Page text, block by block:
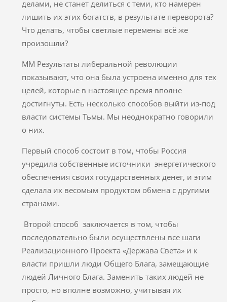
делами, не станет делиться с теми, кто намерен
лишить их этих богатств, в результате переворота?
Что делать, чтобы светлые перемены всё же
произошли?
ММ Результаты либеральной революции
показывают, что она была устроена именно для тех
целей, которые в настоящее время вполне
достигнуты. Есть несколько способов выйти из-под
власти системы Тьмы. Мы неоднократно говорили
о них.
Первый способ состоит в том, чтобы Россия
учредила собственные источники энергетического
обеспечения своих государственных денег, и этим
сделала их весомым продуктом обмена с другими
странами.
Второй способ заключается в том, чтобы
последовательно были осуществлены все шаги
Реализационного Проекта «Держава Света» и к
власти пришли люди Общего Блага, замещающие
людей Личного Блага. Заменить таких людей не
просто, но вполне возможно, учитывая их